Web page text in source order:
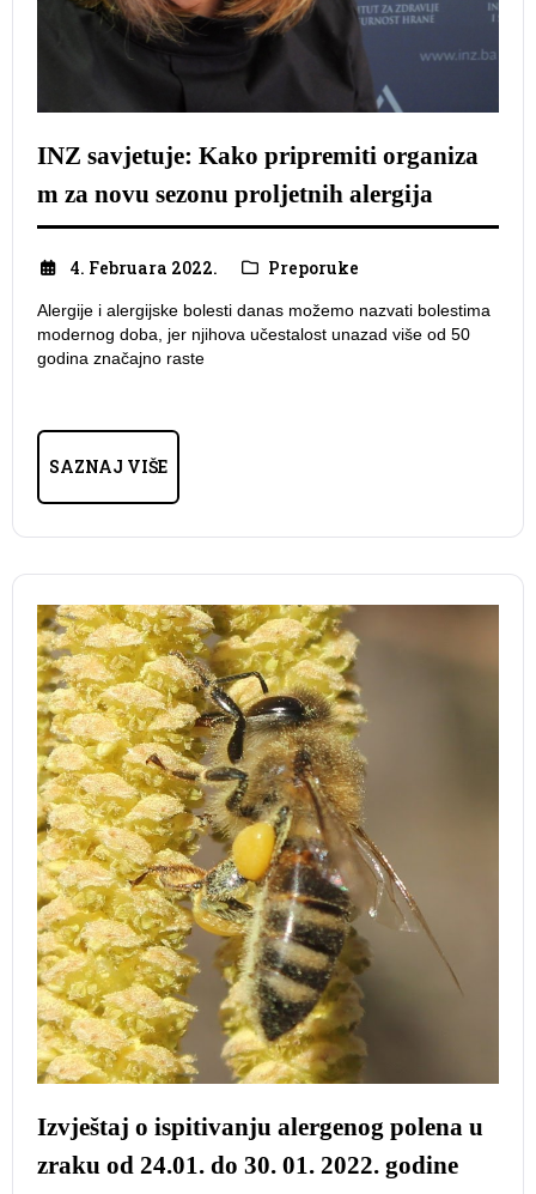
INZ savjetuje: Kako pripremiti organiza
m za novu sezonu proljetnih alergija
4. Februara 2022. Preporuke
Alergije i alergijske bolesti danas možemo nazvati bolestima
modernog doba, jer njihova učestalost unazad više od 50
godina značajno raste
SAZNAJ VIŠE
Izvještaj o ispitivanju alergenog polena u
zraku od 24.01. do 30. 01. 2022. godine